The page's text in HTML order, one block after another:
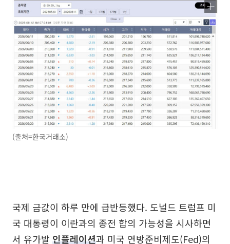
(출처=한국거래소)
국제 금값이 하루 만에 급반등했다. 도널드 트럼프 미
국 대통령이 이란과의 종전 합의 가능성을 시사하면
서 유가발 인플레이션과 미국 연방준비제도(Fed)의